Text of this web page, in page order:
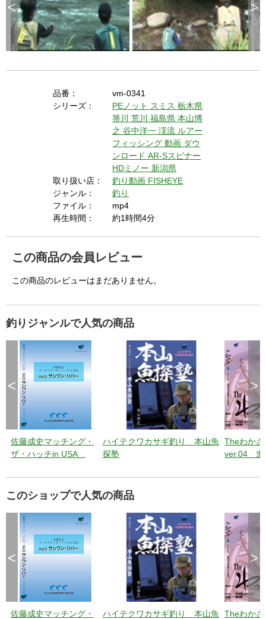
< >
品番：
vm-0341
シリーズ：
PEノット スミス栃木県
箒川荒川福島県本山博
之谷中洋一渓流 ルアー
フィッシング動画 ダウ
ンロードAR-Sスピナー
HDミノー 新潟県
取り扱い店：
釣り動画 FISHEYE
ジャンル：
釣り
ファイル：
mp4
再生時間：
約1時間4分
この商品の会員レビュー
この商品のレビューはまだありません。
釣りジャンルで人気の商品
佐藤成史マッチング・
ザ・ハッチin USA
ハイテクワカサギ釣り 本山魚
探塾
Theわかさ
ver.04 進
< >
このショップで人気の商品
佐藤成史マッチング・
ハイテクワカサギ釣り 本山魚
Theわかさ
< >